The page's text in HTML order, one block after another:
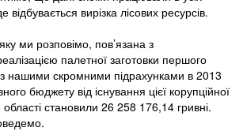
відбувається вирізка лісових ресурсів.
ми розповімо, пов’язана з
палетної заготовки першого
нашими скромними підрахунками в 2013
бюджету від існування цієї корупційної
становили 26 258 176,14 гривні.